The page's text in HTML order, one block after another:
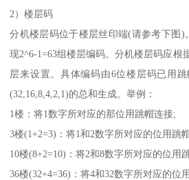
2）楼层码
分机楼层码位于楼层丝印端(请参考下图)
现2^6-1=63组楼层编码。分机楼层码应根
层来设置。具体编码由6位楼层码已用
(32,16,8,4,2,1)的总和生成。举例：
1楼：将1数字所对应的那位用跳帽连接;
3楼(1+2=3)：将1和2数字所对应的位用跳
10楼(8+2=10)：将2和8数字所对应的位用
36楼(32+4=36)：将4和32数字所对应的位